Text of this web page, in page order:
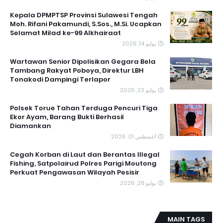
Kepala DPMPTSP Provinsi Sulawesi Tengah
Moh. Rifani Pakamundi, S.Sos., M.Si. Ucapkan
Selamat Milad ke-99 Alkhairaat
يوليو 14, 2026
‎Wartawan Senior Dipolisikan Gegara Bela
Tambang Rakyat Poboya, Direktur LBH
Tonakodi Dampingi Terlapor
يوليو 23, 2026
Polsek Torue Tahan Terduga Pencuri Tiga
Ekor Ayam, Barang Bukti Berhasil
Diamankan
أغسطس 01, 2026
Cegah Korban di Laut dan Berantas Illegal
Fishing, Satpolairud Polres Parigi Moutong
Perkuat Pengawasan Wilayah Pesisir
يوليو 28, 2026
MAIN TAGS